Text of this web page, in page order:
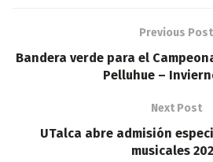
Previous Post
Bandera verde para el
Pelluhue –
Next Post
UTalca abre admisión
musicales